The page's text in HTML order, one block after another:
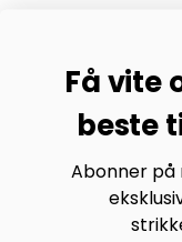
Bli medlem av
møt både
andre Bystrikkere
inspirasjon.
Bli medlem her.
Få vite
beste
Abonner